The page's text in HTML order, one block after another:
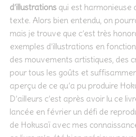
d’illustrations qui est harmonieuse
texte. Alors bien entendu, on
mais je trouve que c’est très
exemples d’illustrations en
des mouvements artistiques, des
pour tous les goûts et
aperçu de ce qu’a pu produire
D’ailleurs c’est après avoir lu ce
lancée en février un défi de
de Hokusaï avec mes